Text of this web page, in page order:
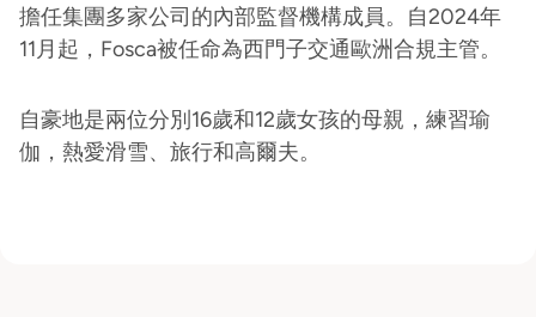
擔任集團多家公司的內部監督機構成員。自2024年
11月起，Fosca被任命為西門子交通歐洲合規主管。
自豪地是兩位分別16歲和12歲女孩的母親，練習瑜
伽，熱愛滑雪、旅行和高爾夫。